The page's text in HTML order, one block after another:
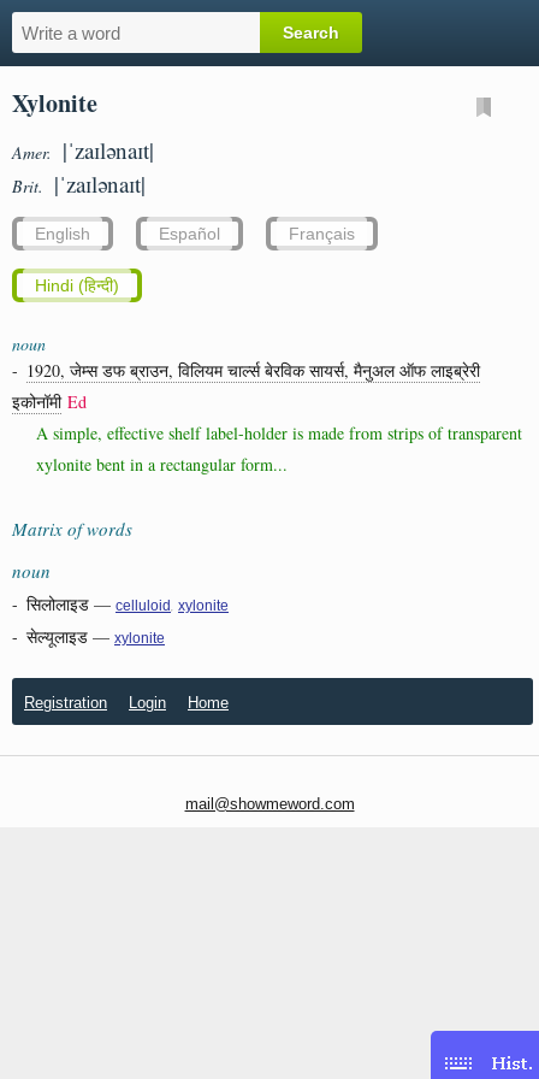
Xylonite
Amer. |ˈzaɪlənaɪt|
Brit. |ˈzaɪlənaɪt|
English Español Français
Hindi (हिन्दी)
noun
- 1920, जेम्स डफ ब्राउन, विलियम चार्ल्स बेरविक सायर्स, मैनुअल ऑफ लाइब्रेरी
इकोनॉमी Ed
A simple, effective shelf label-holder is made from strips of transparent
xylonite bent in a rectangular form...
Matrix of words
noun
- सिलोलाइड — celluloid, xylonite
- सेल्यूलाइड — xylonite
Registration Login Home
mail@showmeword.com